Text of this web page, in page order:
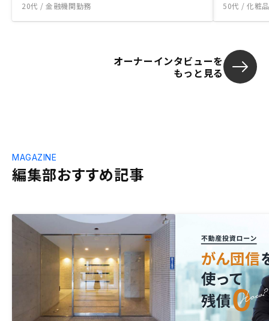
20代 / 金融機関勤務 50代 / 化粧
オーナーインタビューを
もっと見る
編集部おすすめ記事
MAGAZINE